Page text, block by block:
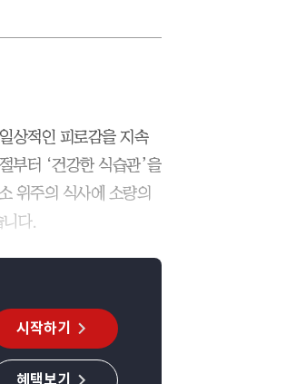
상적인 피로감을 지속
부터 ‘건강한 식습관’을
위주의 식사에 소량의
다.
시작하기
혜택보기